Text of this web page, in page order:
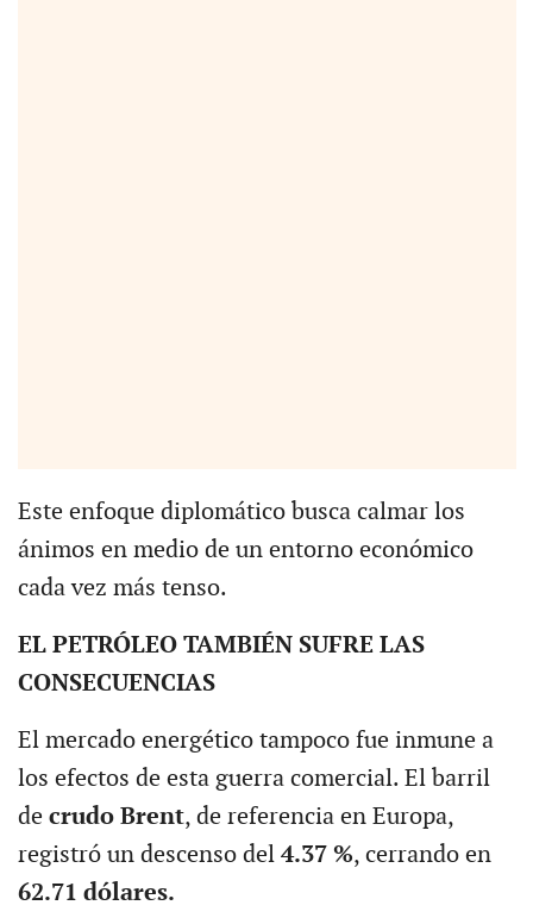
Este enfoque diplomático busca calmar los
ánimos en medio de un entorno económico
cada vez más tenso.
EL PETRÓLEO TAMBIÉN SUFRE LAS
CONSECUENCIAS
El mercado energético tampoco fue inmune a
los efectos de esta guerra comercial. El barril
de crudo Brent, de referencia en Europa,
registró un descenso del 4.37 %, cerrando en
62.71 dólares.